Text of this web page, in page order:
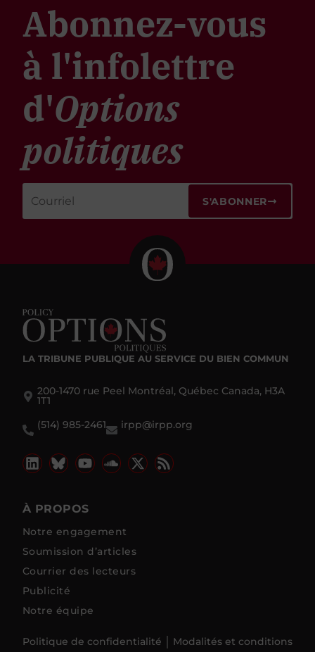
Abonnez-vous
à l'infolettre
d'Options
politiques
S'ABONNER
LA TRIBUNE PUBLIQUE AU SERVICE DU BIEN COMMUN
200-1470 rue Peel Montréal, Québec Canada, H3A
1T1
(514) 985-2461
irpp@irpp.org
À PROPOS
Notre engagement
Soumission d’articles
Courrier des lecteurs
Publicité
Notre équipe
Politique de confidentialité Modalités et conditions